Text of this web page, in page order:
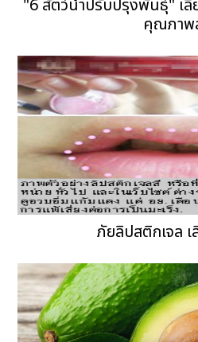
"6 สัตว์น้ำปรับปรุงพันธุ์" เลี้
คุณภาพ
ภัยลิปสติกเจล เ